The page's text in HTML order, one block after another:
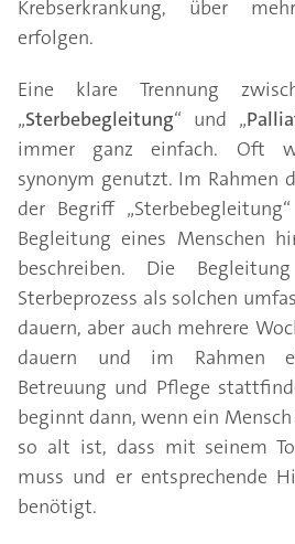
Krebserkrankung, über
erfolgen.
Eine klare Trennung
„Sterbebegleitung“ und „
immer ganz einfach. Oft
synonym genutzt. Im Rahmen
der Begriff
Begleitung eines Menschen
beschreiben. Die
Sterbeprozess als solchen
dauern, aber auch mehrere
dauern und im Rahmen
Betreuung und Pflege
beginnt dann, wenn ein
so alt ist, dass mit seinem
muss und er entsprechende
benötigt.